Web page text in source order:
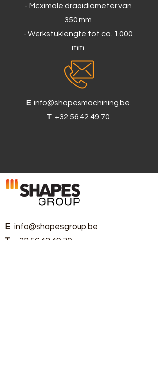
- Maximale draaidiameter van
350 mm
- Werkstuklengte tot ca. 1.000
mm
E info@shapesmachining.be
T +32 56 42 49 70
E info@shapesgroup.be
T
+32 56 42 49 70